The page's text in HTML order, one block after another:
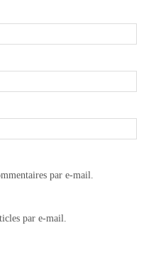
par e-mail.
par e-mail.